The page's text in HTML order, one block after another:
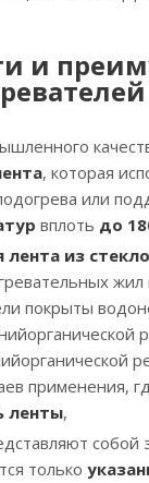
и
, которая
или
вплоть до
лента из
жил
покрыты
применения,
ленты,
собой
только